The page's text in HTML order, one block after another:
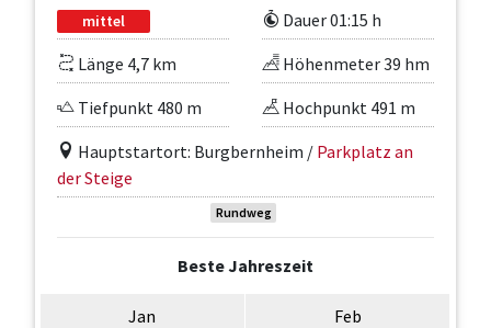
mittel
Dauer 01:15 h
Länge 4,7 km
Höhenmeter 39 hm
Tiefpunkt 480 m
Hochpunkt 491 m
Hauptstartort: Burgbernheim / Parkplatz an
der Steige
Rundweg
Beste Jahreszeit
Jan Feb